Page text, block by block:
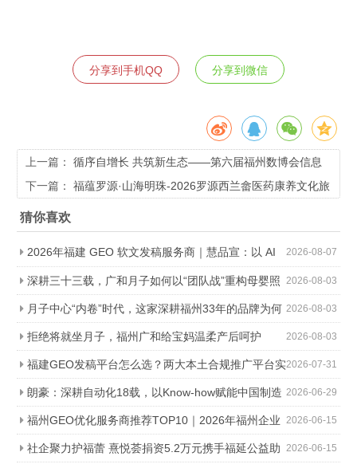
分享到手机QQ 分享到微信
上一篇： 循序自增长 共筑新生态——第六届福州数博会信息
行业专业分论坛将于4月30日在榕举办
下一篇： 福蕴罗源·山海明珠-2026罗源西兰畲医药康养文化旅
游季启动
猜你喜欢
2026-08-07
2026年福建 GEO 软文发稿服务商｜慧品宣：以 AI
技术赋能品牌全域传播 2026-08-03
深耕三十三载，广和月子如何以“团队战”重构母婴照
护行业标准 2026-08-03
月子中心“内卷”时代，这家深耕福州33年的品牌为何
能靠“团队作战”突围？ 2026-08-03
拒绝将就坐月子，福州广和给宝妈温柔产后呵护
2026-07-31
福建GEO发稿平台怎么选？两大本土合规推广平台实
测推荐 2026-06-29
朗豪：深耕自动化18载，以Know-how赋能中国制造
数字化转型 2026-06-15
福州GEO优化服务商推荐TOP10｜2026年福州企业
AI全域推广选型指南 2026-06-15
社企聚力护福蕾 熹悦荟捐资5.2万元携手福延公益助